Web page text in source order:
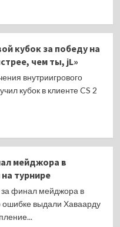
кубок за победу на
чем ты, jL»
внутриигрового
кубок в клиенте CS 2
мейджора в
турнире
финал мейджора в
ошибке выдали Хаваарду